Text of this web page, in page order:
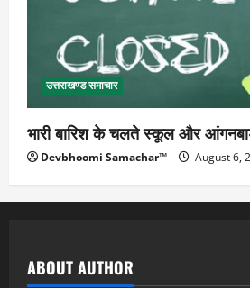
उत्तराखण्ड समाचार
भारी बारिश के चलते स्कूल और
Devbhoomi Samachar™ August 6,
ABOUT AUTHOR